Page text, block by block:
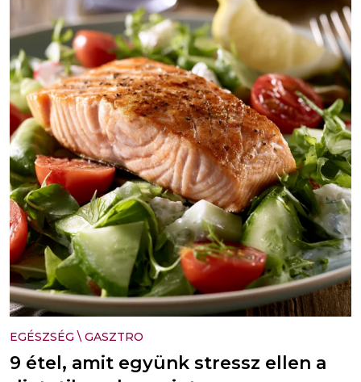
EGÉSZSÉG \ GASZTRO
9 étel, amit együnk stressz ellen a